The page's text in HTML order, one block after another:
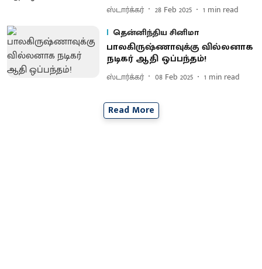
ஸ்டார்க்கர் 28 Feb 2025 1 min read
தென்னிந்திய சினிமா
பாலகிருஷ்ணாவுக்கு வில்லனாக
நடிகர் ஆதி ஒப்பந்தம்!
ஸ்டார்க்கர் 08 Feb 2025 1 min read
Read More